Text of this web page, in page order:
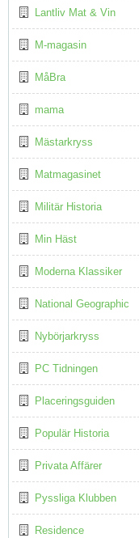
Lantliv Mat & Vin
M-magasin
MåBra
mama
Mästarkryss
Matmagasinet
Militär Historia
Min Häst
Moderna Klassiker
National Geographic
Nybörjarkryss
PC Tidningen
Placeringsguiden
Populär Historia
Privata Affärer
Pyssliga Klubben
Residence